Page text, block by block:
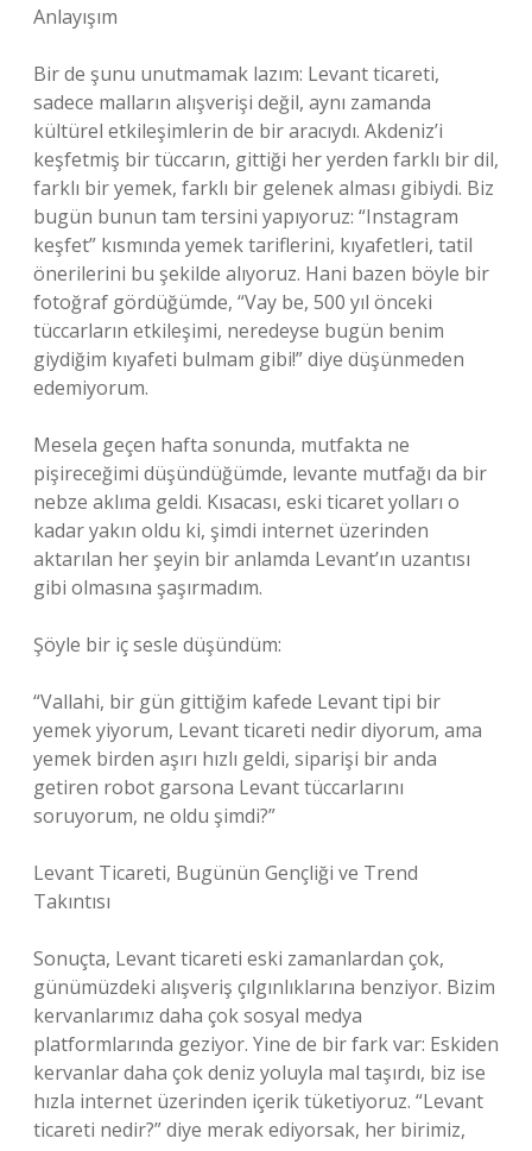
Anlayışım
Bir de şunu unutmamak lazım: Levant ticareti,
sadece malların alışverişi değil, aynı zamanda
kültürel etkileşimlerin de bir aracıydı. Akdeniz’i
keşfetmiş bir tüccarın, gittiği her yerden farklı bir dil,
farklı bir yemek, farklı bir gelenek alması gibiydi. Biz
bugün bunun tam tersini yapıyoruz: “Instagram
keşfet” kısmında yemek tariflerini, kıyafetleri, tatil
önerilerini bu şekilde alıyoruz. Hani bazen böyle bir
fotoğraf gördüğümde, “Vay be, 500 yıl önceki
tüccarların etkileşimi, neredeyse bugün benim
giydiğim kıyafeti bulmam gibi!” diye düşünmeden
edemiyorum.
Mesela geçen hafta sonunda, mutfakta ne
pişireceğimi düşündüğümde, levante mutfağı da bir
nebze aklıma geldi. Kısacası, eski ticaret yolları o
kadar yakın oldu ki, şimdi internet üzerinden
aktarılan her şeyin bir anlamda Levant’ın uzantısı
gibi olmasına şaşırmadım.
Şöyle bir iç sesle düşündüm:
“Vallahi, bir gün gittiğim kafede Levant tipi bir
yemek yiyorum, Levant ticareti nedir diyorum, ama
yemek birden aşırı hızlı geldi, siparişi bir anda
getiren robot garsona Levant tüccarlarını
soruyorum, ne oldu şimdi?”
Levant Ticareti, Bugünün Gençliği ve Trend
Takıntısı
Sonuçta, Levant ticareti eski zamanlardan çok,
günümüzdeki alışveriş çılgınlıklarına benziyor. Bizim
kervanlarımız daha çok sosyal medya
platformlarında geziyor. Yine de bir fark var: Eskiden
kervanlar daha çok deniz yoluyla mal taşırdı, biz ise
hızla internet üzerinden içerik tüketiyoruz. “Levant
ticareti nedir?” diye merak ediyorsak, her birimiz,